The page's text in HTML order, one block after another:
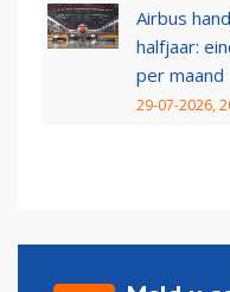
Airbus
halfjaar:
per maand
29-07-2026,